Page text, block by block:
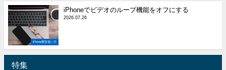
iPhone裏技使い方
iPhoneでビデオのループ機能をオフにする
2026.07.26
特集